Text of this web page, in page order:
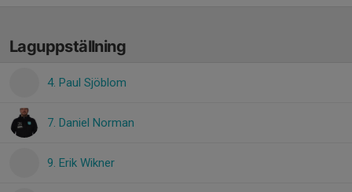
Laguppställning
4. Paul Sjöblom
7. Daniel Norman
9. Erik Wikner